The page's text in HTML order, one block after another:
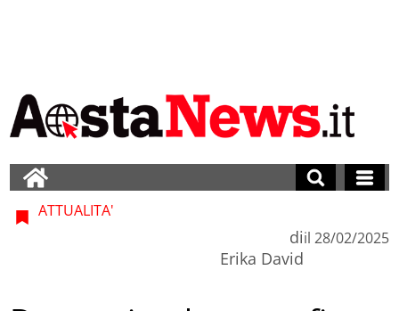
ATTUALITA'
di
Erika David
il 28/02/2025